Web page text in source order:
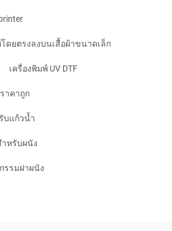
ดยตรงลงบนเสื้อผ้าขนาดเล็ก
เครื่องพิมพ์ UV DTF
าคาถูก
บแก้วน้ำ
ำหรับผนัง
รรมฝาผนัง